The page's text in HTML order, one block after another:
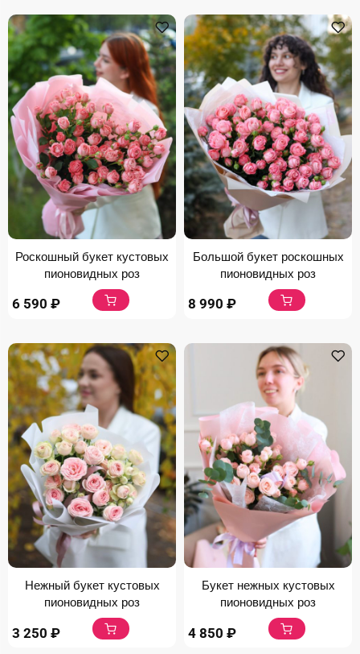
Роскошный букет кустовых
пионовидных роз
6 590 ₽
Большой букет роскошных
пионовидных роз
8 990 ₽
Нежный букет кустовых
пионовидных роз
3 250 ₽
Букет нежных кустовых
пионовидных роз
4 850 ₽